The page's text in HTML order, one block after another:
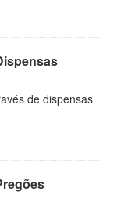
de dispensas